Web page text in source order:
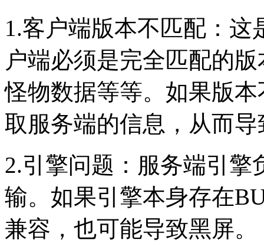
1.客户端版本不匹配：
户端必须是完全匹配的
怪物数据等等。如果版
取服务端的信息，从而
2.引擎问题：服务端引擎
输。如果引擎本身存在
兼容，也可能导致黑屏。